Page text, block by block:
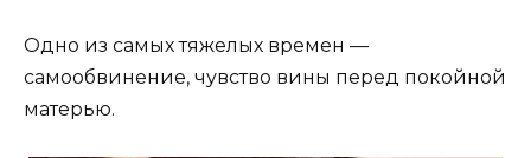
Одно из самых тяжелых времен —
самообвинение, чувство вины перед покойной
матерью.